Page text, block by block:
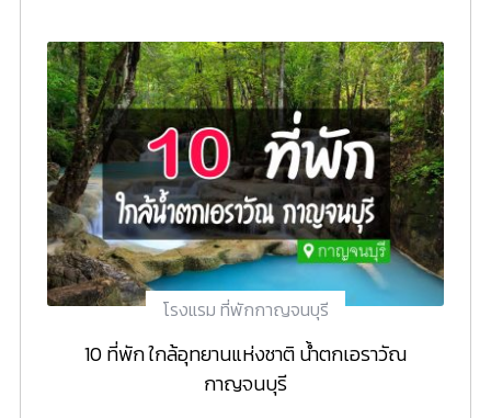
โรงแรม ที่พักกาญจนบุรี
10 ที่พัก ใกล้อุทยานแห่งชาติ น้ำตกเอราวัณ
กาญจนบุรี